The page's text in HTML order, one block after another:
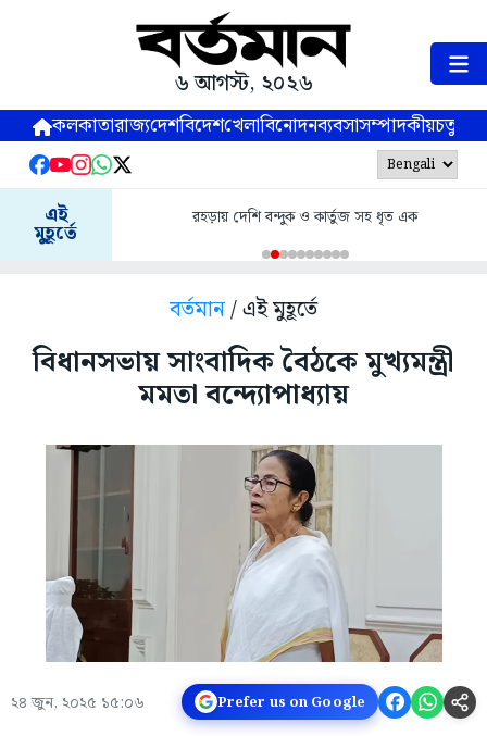
৬ আগস্ট, ২০২৬
কলকাতারাজ্যদেশবিদেশখেলাবিনোদনব্যবসাসম্পাদকীয়
এই
মুহূর্তে
রহড়ায় দেশি বন্দুক ও কার্তুজ সহ ধৃত এক
বর্তমান/ এই মুহূর্তে
বিধানসভায় সাংবাদিক বৈঠকে মুখ্যমন্ত্রী
মমতা বন্দ্যোপাধ্যায়
২৪ জুন, ২০২৫ ১৫:০৬ Prefer us on Google